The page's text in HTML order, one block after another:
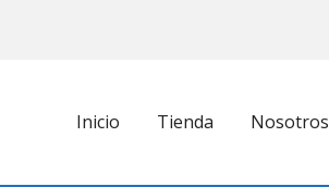
Inicio Tienda Nosotros